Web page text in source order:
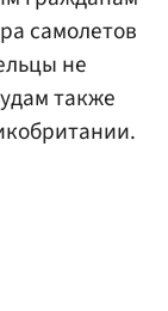
самолетов
не
также